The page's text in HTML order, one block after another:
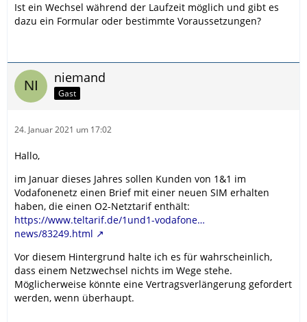
Ist ein Wechsel während der Laufzeit möglich und gibt es
dazu ein Formular oder bestimmte Voraussetzungen?
niemand
Gast
24. Januar 2021 um 17:02
Hallo,
im Januar dieses Jahres sollen Kunden von 1&1 im
Vodafonenetz einen Brief mit einer neuen SIM erhalten
haben, die einen O2-Netztarif enthält:
https://www.teltarif.de/1und1-vodafone…
news/83249.html
Vor diesem Hintergrund halte ich es für wahrscheinlich,
dass einem Netzwechsel nichts im Wege stehe.
Möglicherweise könnte eine Vertragsverlängerung gefordert
werden, wenn überhaupt.